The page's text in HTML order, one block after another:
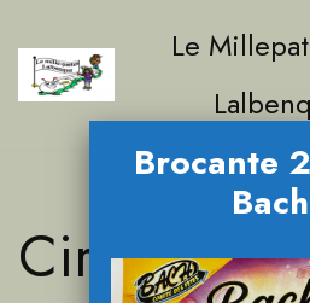
Aller
au
Le
Circuits
Brocante
Bach